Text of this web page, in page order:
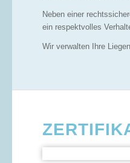
Neben einer
ein respektvolles
Wir verwalten Ihre